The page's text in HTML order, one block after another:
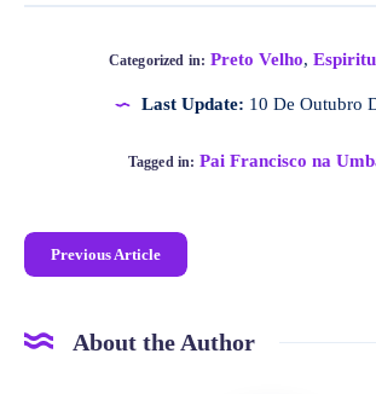
Categorized in: Preto Velho,
Last Update: 10 De Outubro
Tagged in: Pai Francisco na
Previous Article
About the Author